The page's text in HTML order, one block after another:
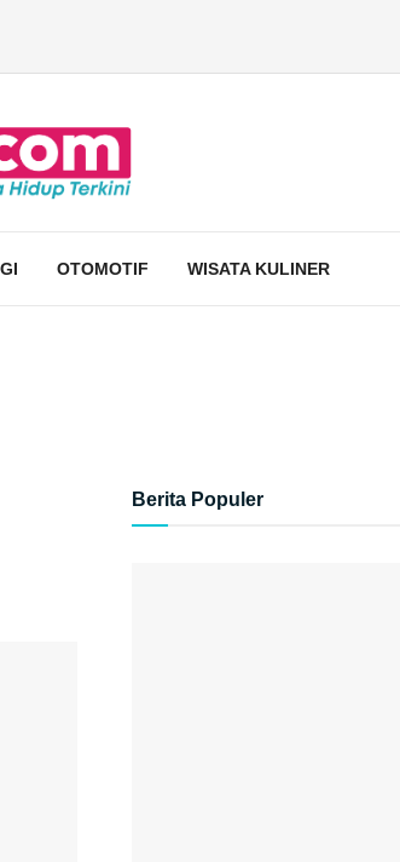
OTOMOTIF WISATA KULINER
Berita Populer